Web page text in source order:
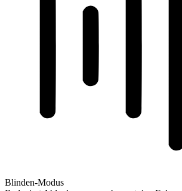
Blinden-Modus